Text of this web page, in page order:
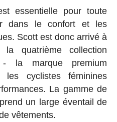
essentielle pour toute
dans le confort et les
Scott est donc arrivé à
quatrième collection
la marque premium
les cyclistes féminines
La gamme de
un large éventail de
vêtements.